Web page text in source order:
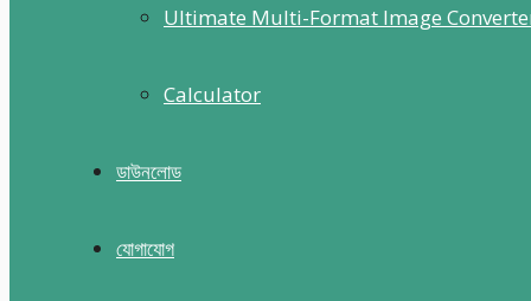
Ultimate Multi-Format Image
Calculator
ডাউনলোড
যোগাযোগ